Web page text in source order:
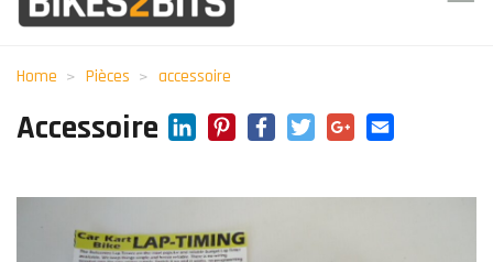
Pièces
Chèque cadeau
Home Pièces accessoire
Accessoire LinkedIn
Pinterest
Facebook
TwitterGoogle+